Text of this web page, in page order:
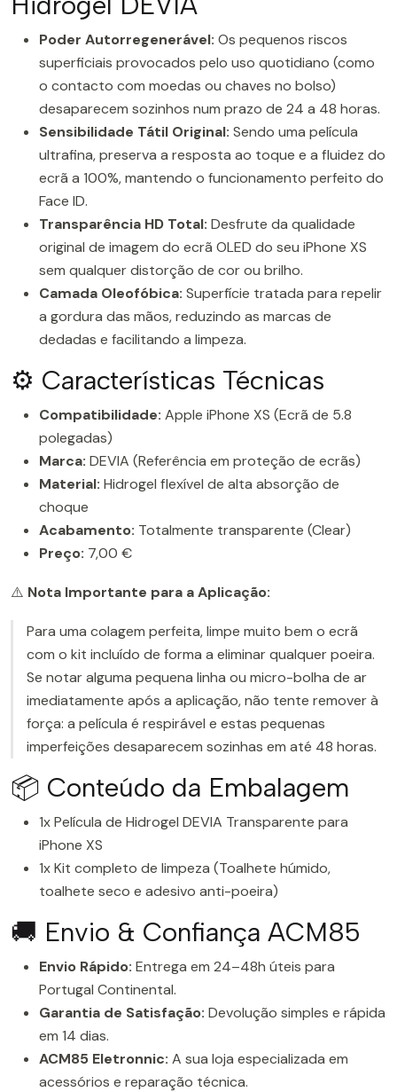
Poder Autorregenerável: Os pequenos riscos
superficiais provocados pelo uso quotidiano (como
o contacto com moedas ou chaves no bolso)
desaparecem sozinhos num prazo de 24 a 48 horas.
Sensibilidade Tátil Original: Sendo uma película
ultrafina, preserva a resposta ao toque e a fluidez do
ecrã a 100%, mantendo o funcionamento perfeito do
Face ID.
Transparência HD Total: Desfrute da qualidade
original de imagem do ecrã OLED do seu iPhone XS
sem qualquer distorção de cor ou brilho.
Camada Oleofóbica: Superfície tratada para repelir
a gordura das mãos, reduzindo as marcas de
dedadas e facilitando a limpeza.
⚙️ Características Técnicas
Compatibilidade: Apple iPhone XS (Ecrã de 5.8
polegadas)
Marca: DEVIA (Referência em proteção de ecrãs)
Material: Hidrogel flexível de alta absorção de
choque
Acabamento: Totalmente transparente (Clear)
Preço: 7,00 €
⚠️ Nota Importante para a Aplicação:
Para uma colagem perfeita, limpe muito bem o ecrã
com o kit incluído de forma a eliminar qualquer poeira.
Se notar alguma pequena linha ou micro-bolha de ar
imediatamente após a aplicação, não tente remover à
força: a película é respirável e estas pequenas
imperfeições desaparecem sozinhas em até 48 horas.
📦 Conteúdo da Embalagem
1x Película de Hidrogel DEVIA Transparente para
iPhone XS
1x Kit completo de limpeza (Toalhete húmido,
toalhete seco e adesivo anti-poeira)
🚚 Envio & Confiança ACM85
Envio Rápido: Entrega em 24–48h úteis para
Portugal Continental.
Garantia de Satisfação: Devolução simples e rápida
em 14 dias.
ACM85 Eletronnic: A sua loja especializada em
acessórios e reparação técnica.